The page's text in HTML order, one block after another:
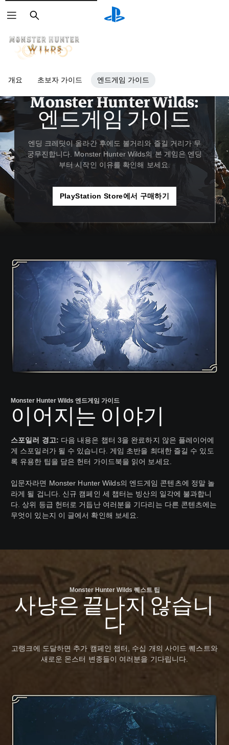
검
색
개요 초보자 가이드 엔드게임 가이드
가이드 및 사설
Monster Hunter Wilds:
엔드게임 가이드
엔딩 크레딧이 올라간 후에도 볼거리와 즐길 거리가 무
궁무진합니다. Monster Hunter Wilds의 본 게임은 엔딩
부터 시작인 이유를 확인해 보세요.
PlayStation Store에서 구매하기
Monster Hunter Wilds 엔드게임 가이드
이어지는 이야기
스포일러 경고: 다음 내용은 챕터 3을 완료하지 않은 플레이어에
게 스포일러가 될 수 있습니다. 게임 초반을 최대한 즐길 수 있도
록 유용한 팁을 담은 헌터 가이드북을 읽어 보세요.
입문자라면 Monster Hunter Wilds의 엔드게임 콘텐츠에 정말 놀
라게 될 겁니다. 신규 캠페인 세 챕터는 빙산의 일각에 불과합니
다. 상위 등급 헌터로 거듭난 여러분을 기다리는 다른 콘텐츠에는
무엇이 있는지 이 글에서 확인해 보세요.
Monster Hunter Wilds 퀘스트 팁
사냥은 끝나지 않습니
다
고랭크에 도달하면 추가 캠페인 챕터, 수십 개의 사이드 퀘스트와
새로운 몬스터 변종들이 여러분을 기다립니다.